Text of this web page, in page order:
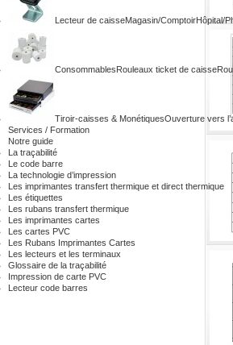
Lecteur de caisseMagasin/ComptoirHôpital/
ConsommablesRouleaux ticket de caisse
Tiroir-caisses & MonétiquesOuverture vers
Services / Formation
Notre guide
La traçabilité
Le code barre
La technologie d’impression
Les imprimantes transfert thermique et direct thermique
Les étiquettes
Les rubans transfert thermique
Les imprimantes cartes
Les cartes PVC
Les Rubans Imprimantes Cartes
Les lecteurs et les terminaux
Glossaire de la traçabilité
Impression de carte PVC
Lecteur code barres